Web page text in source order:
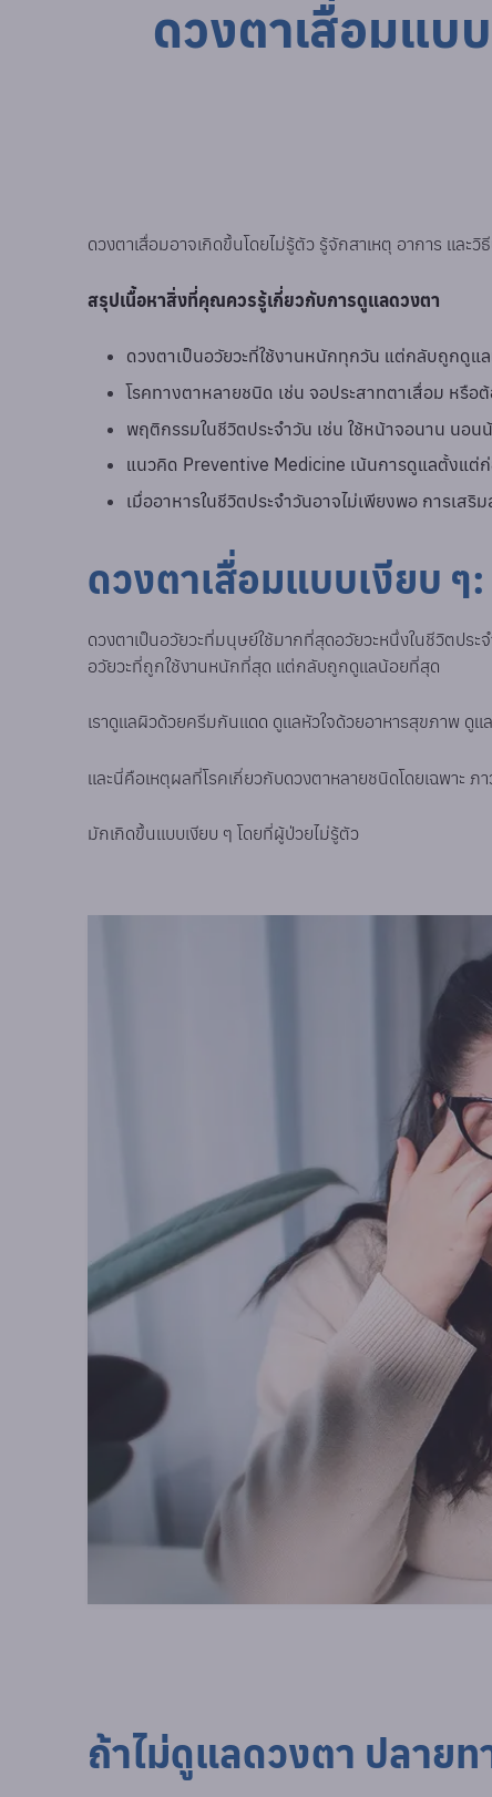
ดวงตาเสื่อมแบ
ดวงตาเสื่อมอาจเกิดขึ้นโดยไม่รู้ตัว รู้จักสาเหตุ อาการ แ
สรุปเนื้อหาสิ่งที่คุณควรรู้เกี่ยวกับการดูแลดวงตา
ดวงตาเป็นอวัยวะที่ใช้งานหนักทุกวัน แต่กลับถูกดูแ
โรคทางตาหลายชนิด เช่น จอประสาทตาเสื่อม หรือ
พฤติกรรมในชีวิตประจำวัน เช่น ใช้หน้าจอนาน นอน
แนวคิด Preventive Medicine เน้นการดูแลตั้งแต่
เมื่ออาหารในชีวิตประจำวันอาจไม่เพียงพอ การเส
ดวงตาเสื่อมแบบเงียบ ๆ
ดวงตาเป็นอวัยวะที่มนุษย์ใช้มากที่สุดอวัยวะหนึ่งในชีวิตปร
อวัยวะที่ถูกใช้งานหนักที่สุด แต่กลับถูกดูแลน้อยที่สุด
เราดูแลผิวด้วยครีมกันแดด ดูแลหัวใจด้วยอาหารสุขภาพ ดู
และนี่คือเหตุผลที่โรคเกี่ยวกับดวงตาหลายชนิดโดยเฉพาะ
มักเกิดขึ้นแบบเงียบ ๆ โดยที่ผู้ป่วยไม่รู้ตัว
ถ้าไม่ดูแลดวงตา ปลายท